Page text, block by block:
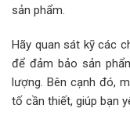
sản phẩm.
Hãy quan sát kỹ các
để đảm bảo sản
lượng. Bên cạnh đó,
tố cần thiết, giúp bạn